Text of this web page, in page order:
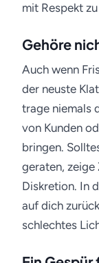
mit Respekt
Gehöre
Auch wenn
der neuste
trage niemals
von Kunden
bringen.
geraten, zeige
Diskretion. In
auf dich
schlechtes